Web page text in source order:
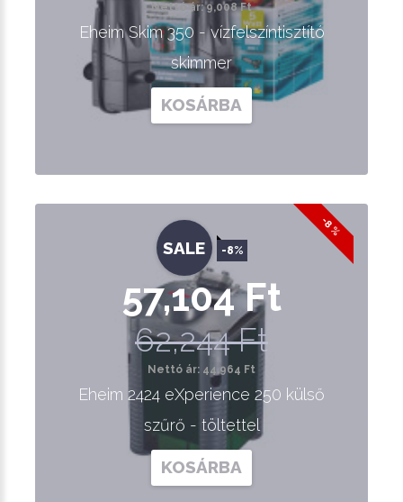
Nettó ár: 9,008 Ft
Eheim Skim 350 - vízfelszíntisztító
skimmer
KOSÁRBA
-8 %
SALE -8%
57,104 Ft
62,244 Ft
Nettó ár: 44,964 Ft
Eheim 2424 eXperience 250 külső
szűrő - töltettel
KOSÁRBA